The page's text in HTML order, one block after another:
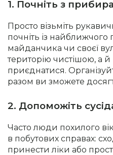
1. Почніть з
Просто візьміть
почніть із найближчого
майданчика чи своєї
територію чистішою, а
приєднатися.
разом ви зможете
2. Допоможіть
Часто люди похилого
в побутових справах:
принести ліки або